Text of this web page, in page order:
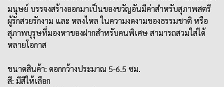
มนุษย์ บรรจงสร้างออกมาเป็นของขวัญอันมีค่าสำหรับสุภาพสตรี
ผู้รักสวยรักงาม และ หลงไหล ในความงดงามของธรรมชาติ หรือ
สุภาพบุรุษที่มองหาของฝากสำหรับคนพิเศษ สามารถสวมใส่ได้
หลายโอกาส
ขนาดสินค้า: ดอกกว้างประมาณ 5-6.5 ซม.
สี: มีสีให้เลือก